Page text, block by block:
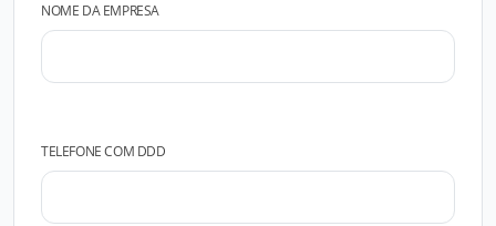
NOME DA EMPRESA
TELEFONE COM DDD